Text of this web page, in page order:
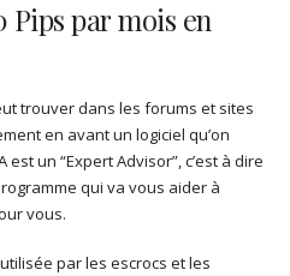
Pips par mois en
trouver dans les forums et sites
en avant un logiciel qu’on
un “Expert Advisor”, c’est à dire
qui va vous aider à
vous.
par les escrocs et les